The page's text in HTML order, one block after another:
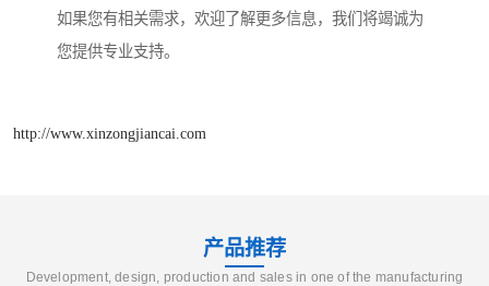
如果您有相关需求，欢迎了解更多信息，我们将竭诚为
您提供专业支持。
http://www.xinzongjiancai.com
产品推荐
Development, design, production and sales in one of the manufacturing